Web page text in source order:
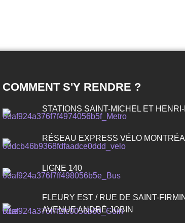
COMMENT S'Y RENDRE ?
STATIONS SAINT-MICHEL ET
RÉSEAU EXPRESS VÉLO
LIGNE 140
FLEURY EST / RUE DE SAINT-
AVENUE ANDRÉ-JOBIN